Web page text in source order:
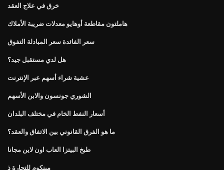
خرق في علاج العقد
هاملتون مقاطعة أوهايو معدلات ضريبة الأملاك
سعر الفائدة سعر المبادلة التفوق
هل لدي مستقبل جيد؟
عشية شراء أسهم عبر الإنترنت
الشوري جونسون والابن الأسهم
أسعار النفط الخام في مختلف البلدان
ما هو الفرق القانوني بين الاتفاق والعقد؟
طبخ البيتزا العاب اون لاين مجانا
مينكوم للتجارة ذ